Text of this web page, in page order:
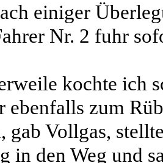
einiger
Nr. 2 fuhr
kochte ich
ebenfalls zum
gab Vollgas,
in den Weg und